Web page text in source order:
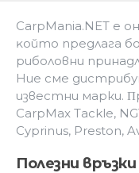
CarpMania.NET e
ĸoйтo пpeдлaгa
pибoлoвни
Hиe cмe
известни марки.
CarpMax Tackle,
Cyprinus, Preston,
Полезни връзки